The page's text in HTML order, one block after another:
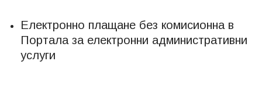
Електронно плащане без комисионна в
Портала за електронни административни
услуги